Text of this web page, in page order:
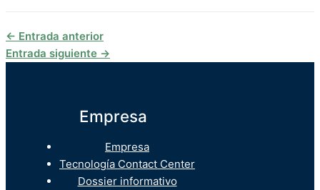
← Entrada anterior
Entrada siguiente →
Empresa
Empresa
Tecnología Contact Center
Dossier informativo